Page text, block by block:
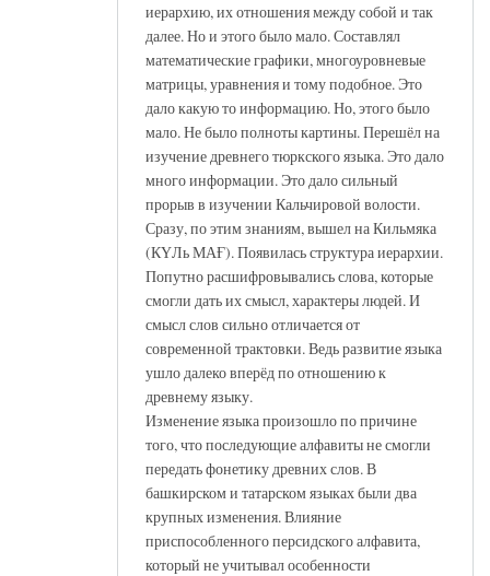
иерархию, их отношения между собой и так
далее. Но и этого было мало. Составлял
математические графики, многоуровневые
матрицы, уравнения и тому подобное. Это
дало какую то информацию. Но, этого было
мало. Не было полноты картины. Перешёл на
изучение древнего тюркского языка. Это дало
много информации. Это дало сильный
прорыв в изучении Кальчировой волости.
Сразу, по этим знаниям, вышел на Кильмяка
(КҮЛь МАҒ). Появилась структура иерархии.
Попутно расшифровывались слова, которые
смогли дать их смысл, характеры людей. И
смысл слов сильно отличается от
современной трактовки. Ведь развитие языка
ушло далеко вперёд по отношению к
древнему языку.
Изменение языка произошло по причине
того, что последующие алфавиты не смогли
передать фонетику древних слов. В
башкирском и татарском языках были два
крупных изменения. Влияние
приспособленного персидского алфавита,
который не учитывал особенности